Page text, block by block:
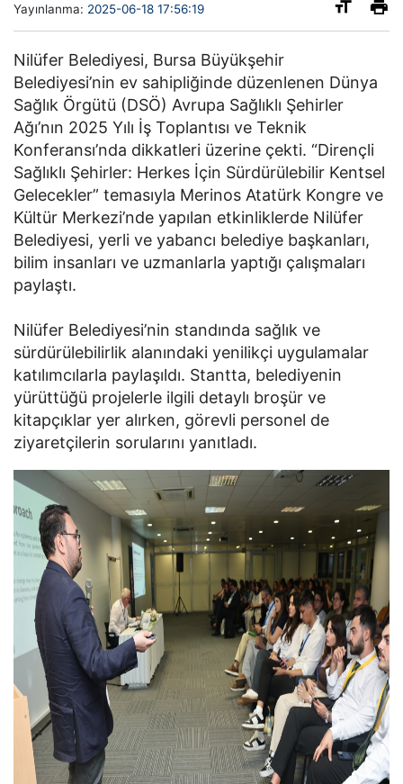
Yayınlanma: 2025-06-18 17:56:19
Nilüfer Belediyesi, Bursa Büyükşehir
Belediyesi’nin ev sahipliğinde düzenlenen Dünya
Sağlık Örgütü (DSÖ) Avrupa Sağlıklı Şehirler
Ağı’nın 2025 Yılı İş Toplantısı ve Teknik
Konferansı’nda dikkatleri üzerine çekti. “Dirençli
Sağlıklı Şehirler: Herkes İçin Sürdürülebilir Kentsel
Gelecekler” temasıyla Merinos Atatürk Kongre ve
Kültür Merkezi’nde yapılan etkinliklerde Nilüfer
Belediyesi, yerli ve yabancı belediye başkanları,
bilim insanları ve uzmanlarla yaptığı çalışmaları
paylaştı.
Nilüfer Belediyesi’nin standında sağlık ve
sürdürülebilirlik alanındaki yenilikçi uygulamalar
katılımcılarla paylaşıldı. Stantta, belediyenin
yürüttüğü projelerle ilgili detaylı broşür ve
kitapçıklar yer alırken, görevli personel de
ziyaretçilerin sorularını yanıtladı.